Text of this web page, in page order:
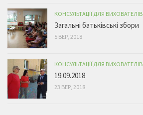
КОНСУЛЬТАЦІЇ ДЛЯ ВИХОВАТЕЛІВ
Загальні батьківські збори
5 ВЕР, 2018
КОНСУЛЬТАЦІЇ ДЛЯ ВИХОВАТЕЛІВ
19.09.2018
23 ВЕР, 2018